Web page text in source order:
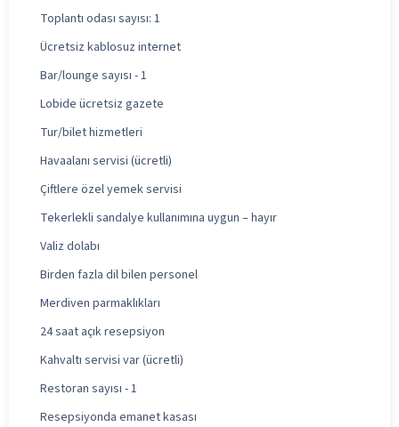
Toplantı odası sayısı: 1
Ücretsiz kablosuz internet
Bar/lounge sayısı - 1
Lobide ücretsiz gazete
Tur/bilet hizmetleri
Havaalanı servisi (ücretli)
Çiftlere özel yemek servisi
Tekerlekli sandalye kullanımına uygun – hayır
Valiz dolabı
Birden fazla dil bilen personel
Merdiven parmaklıkları
24 saat açık resepsiyon
Kahvaltı servisi var (ücretli)
Restoran sayısı - 1
Resepsiyonda emanet kasası